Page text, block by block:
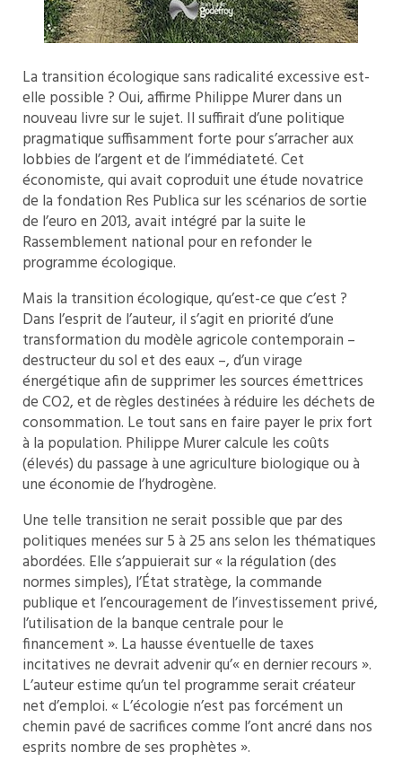
La transition écologique sans radicalité excessive est-
elle possible ? Oui, affirme Philippe Murer dans un
nouveau livre sur le sujet. Il suffirait d’une politique
pragmatique suffisamment forte pour s’arracher aux
lobbies de l’argent et de l’immédiateté. Cet
économiste, qui avait coproduit une étude novatrice
de la fondation Res Publica sur les scénarios de sortie
de l’euro en 2013, avait intégré par la suite le
Rassemblement national pour en refonder le
programme écologique.
Mais la transition écologique, qu’est-ce que c’est ?
Dans l’esprit de l’auteur, il s’agit en priorité d’une
transformation du modèle agricole contemporain –
destructeur du sol et des eaux –, d’un virage
énergétique afin de supprimer les sources émettrices
de CO2, et de règles destinées à réduire les déchets de
consommation. Le tout sans en faire payer le prix fort
à la population. Philippe Murer calcule les coûts
(élevés) du passage à une agriculture biologique ou à
une économie de l’hydrogène.
Une telle transition ne serait possible que par des
politiques menées sur 5 à 25 ans selon les thématiques
abordées. Elle s’appuierait sur « la régulation (des
normes simples), l’État stratège, la commande
publique et l’encouragement de l’investissement privé,
l’utilisation de la banque centrale pour le
financement ». La hausse éventuelle de taxes
incitatives ne devrait advenir qu’« en dernier recours ».
L’auteur estime qu’un tel programme serait créateur
net d’emploi. « L’écologie n’est pas forcément un
chemin pavé de sacrifices comme l’ont ancré dans nos
esprits nombre de ses prophètes ».